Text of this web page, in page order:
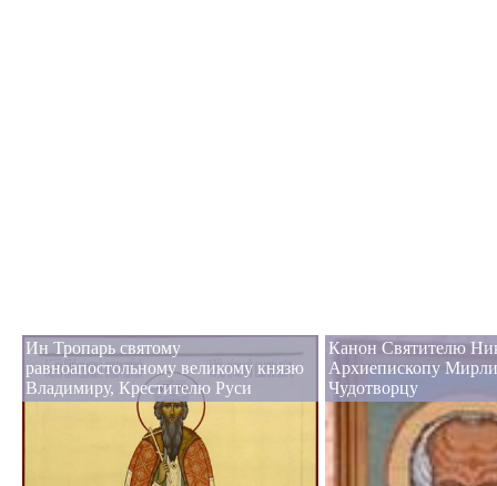
Ин Тропарь святому
равноапостольному великому князю
Владимиру, Крестителю Руси
Канон Святителю
Архиепископу
Чудотворцу